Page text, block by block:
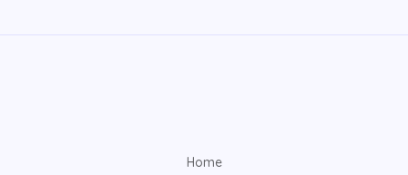
Home